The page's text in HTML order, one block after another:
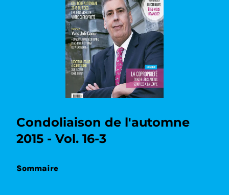
Condoliaison de l'automne
2015 - Vol. 16-3
Sommaire